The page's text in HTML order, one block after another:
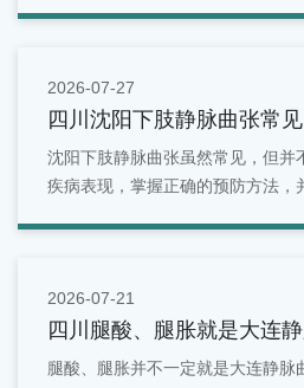
2026-07-27
四川沈阳下肢静脉曲张常
懂
沈阳下肢静脉曲张虽然常见，但并
疾病表现，掌握正确的预防方法，
2026-07-21
四川腿酸、腿胀就是大连
状别忽视
腿酸、腿胀并不一定就是大连静脉